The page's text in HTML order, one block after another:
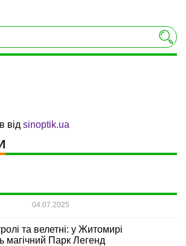
від sinoptik.ua
04.07.2025
та велетні: у Житомирі
магічний Парк Легенд